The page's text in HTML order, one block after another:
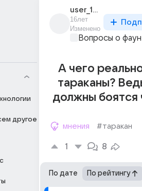
другое
user_10315861
16лет
Изменено
Вопросы о
А чего
тараканы?
должны боятся
мнения #таракан
1 8
По дате По рейтингу